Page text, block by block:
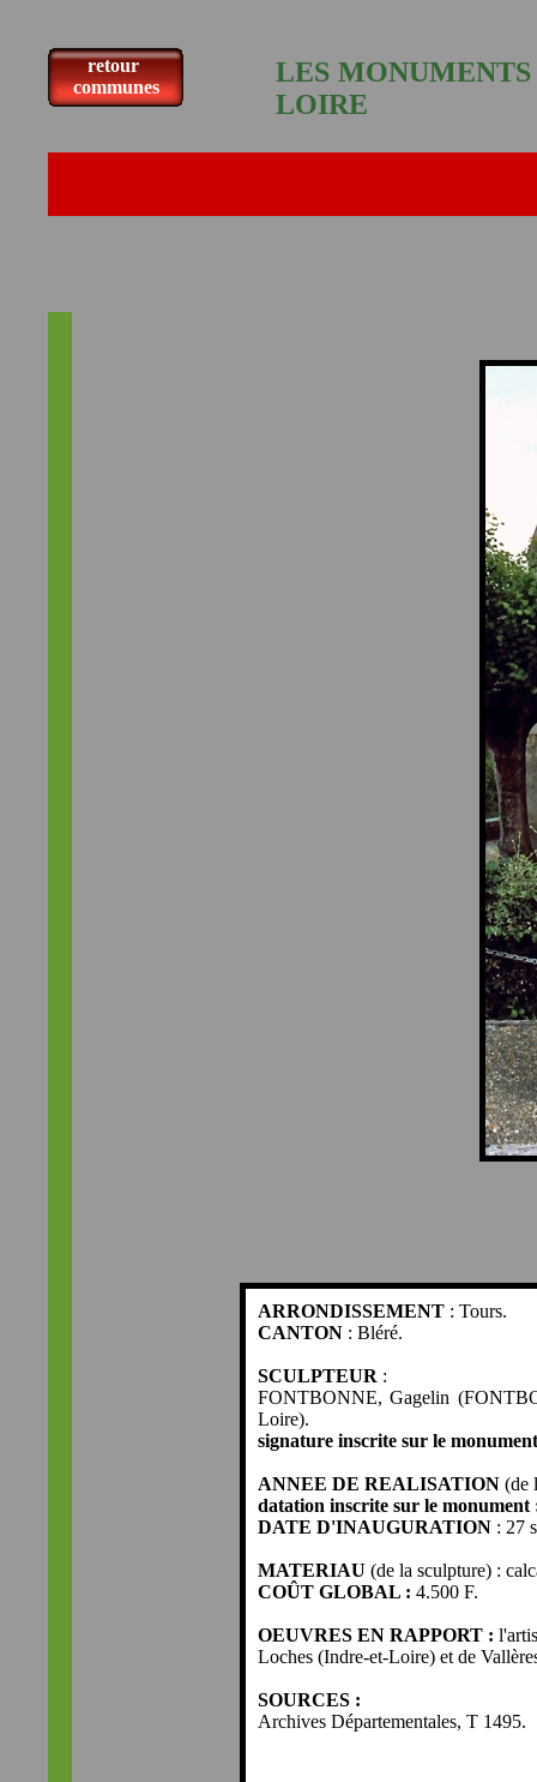
LES
LOIRE
retour
communes
ARRONDISSEMENT : Tours.
CANTON : Bléré.
SCULPTEUR :
FONTBONNE, Gagelin
Loire).
signature inscrite sur le
ANNEE DE REALISATION (de
datation inscrite sur le monument
DATE D'INAUGURATION : 27
MATERIAU (de la sculpture) :
COÛT GLOBAL : 4.500 F.
OEUVRES EN RAPPORT :
Loches (Indre-et-Loire) et de
SOURCES :
Archives Départementales, T 1495.